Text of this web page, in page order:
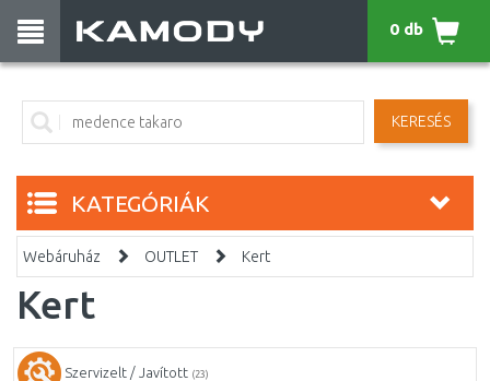
KERESÉS
0 db
KATEGÓRIÁK
Webáruház OUTLET Kert
Kert
Szervizelt / Javított (23)